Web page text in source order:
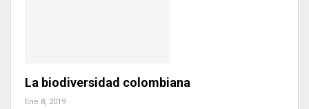
La biodiversidad colombiana
Ene 8, 2019